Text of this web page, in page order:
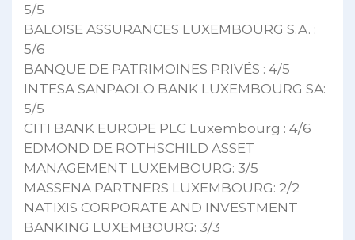
5/5
BALOISE ASSURANCES LUXEMBOURG S.A. :
5/6
BANQUE DE PATRIMOINES PRIVÉS : 4/5
INTESA SANPAOLO BANK LUXEMBOURG SA:
5/5
CITI BANK EUROPE PLC Luxembourg : 4/6
EDMOND DE ROTHSCHILD ASSET
MANAGEMENT LUXEMBOURG: 3/5
MASSENA PARTNERS LUXEMBOURG: 2/2
NATIXIS CORPORATE AND INVESTMENT
BANKING LUXEMBOURG: 3/3